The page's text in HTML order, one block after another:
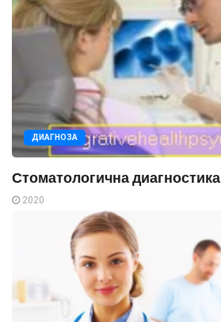
ДИАГНОЗА
Стоматологична диагностика
2020